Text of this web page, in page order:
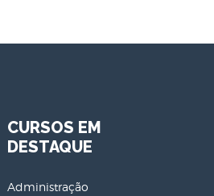
CURSOS EM
DESTAQUE
Administração